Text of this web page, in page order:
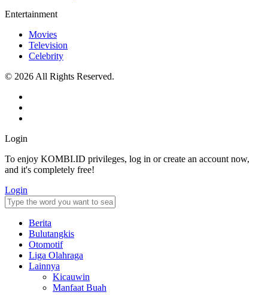
Entertainment
Movies
Television
Celebrity
© 2026 All Rights Reserved.
Login
To enjoy KOMBI.ID privileges, log in or create an account now,
and it's completely free!
Login
Berita
Bulutangkis
Otomotif
Liga Olahraga
Lainnya
Kicauwin
Manfaat Buah